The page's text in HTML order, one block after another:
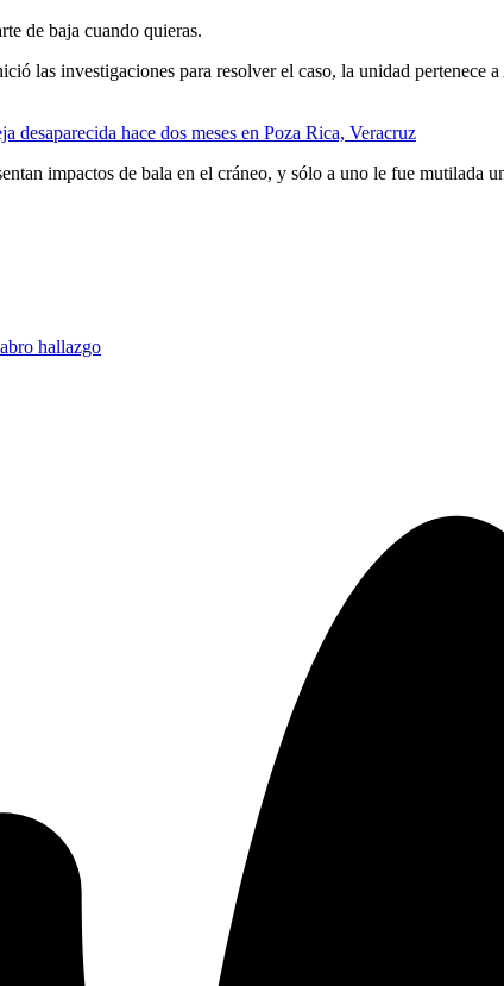
de baja cuando quieras.
las investigaciones para resolver el caso, la unidad pertenece
desaparecida hace dos meses en Poza Rica, Veracruz
impactos de bala en el cráneo, y sólo a uno le fue mutilada
hallazgo